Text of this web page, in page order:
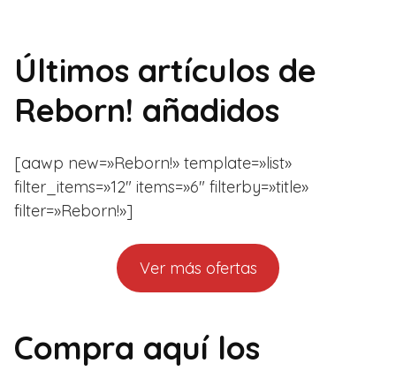
Últimos artículos de
Reborn! añadidos
[aawp new=»Reborn!» template=»list»
filter_items=»12″ items=»6″ filterby=»title»
filter=»Reborn!»]
Ver más ofertas
Compra aquí los